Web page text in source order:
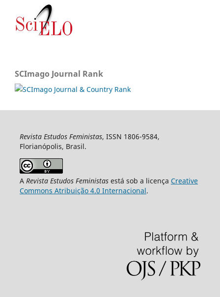
SCImago Journal Rank
Revista Estudos Feministas, ISSN 1806-9584,
Florianópolis, Brasil.
A Revista Estudos Feministasestá sob a licença Creative
Commons Atribuição 4.0 Internacional.